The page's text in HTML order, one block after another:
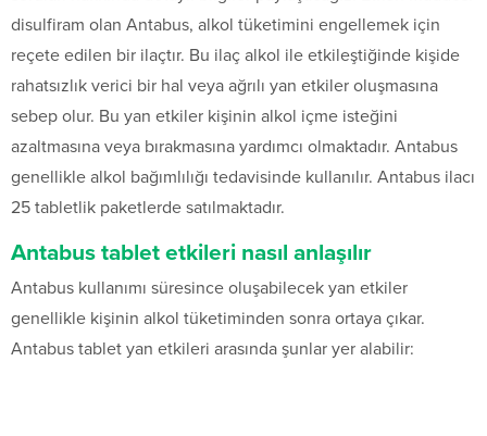
disulfiram olan Antabus, alkol tüketimini engellemek için
reçete edilen bir ilaçtır. Bu ilaç alkol ile etkileştiğinde kişide
rahatsızlık verici bir hal veya ağrılı yan etkiler oluşmasına
sebep olur. Bu yan etkiler kişinin alkol içme isteğini
azaltmasına veya bırakmasına yardımcı olmaktadır. Antabus
genellikle alkol bağımlılığı tedavisinde kullanılır. Antabus ilacı
25 tabletlik paketlerde satılmaktadır.
Antabus tablet etkileri nasıl anlaşılır
Antabus kullanımı süresince oluşabilecek yan etkiler
genellikle kişinin alkol tüketiminden sonra ortaya çıkar.
Antabus tablet yan etkileri arasında şunlar yer alabilir: